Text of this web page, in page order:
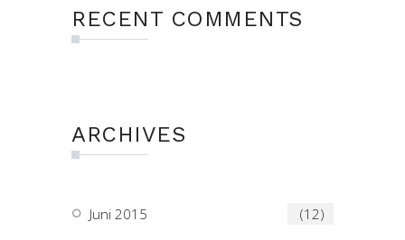
RECENT COMMENTS
ARCHIVES
Juni 2015 (12)